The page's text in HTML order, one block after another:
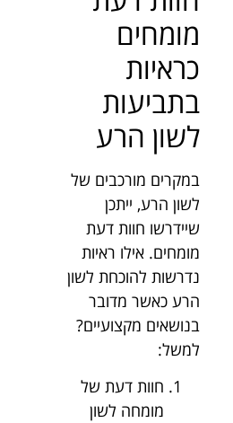
מומחים
כראיות
בתביעות
לשון הרע
במקרים מורכבים של
לשון הרע, ייתכן
שיידרשו חוות דעת
מומחים. אילו ראיות
נדרשות להוכחת לשון
הרע כאשר מדובר
בנושאים מקצועיים?
למשל:
חוות דעת של
מומחה לשון